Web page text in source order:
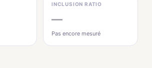
INCLUSION RATIO
—
Pas encore mesuré